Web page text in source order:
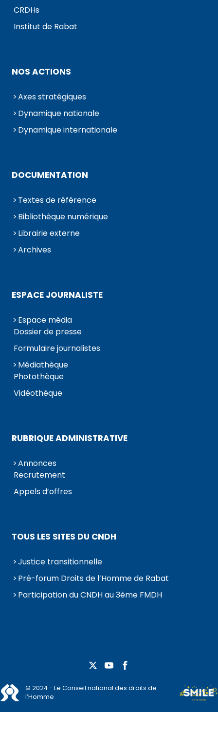
CRDHs
Institut de Rabat
NOS ACTIONS
Axes stratégiques
Dynamique nationale
Dynamique internationale
DOCUMENTATION
Textes de référence
Bibliothèque numérique
Librairie externe
Archives
ESPACE JOURNALISTE
Espace média
Dossier de presse
Formulaire journalistes
Médiathèque
Photothèque
Vidéothèque
RUBRIQUE ADMINISTRATIVE
Annonces
Recrutement
Appels d’offres
TOUS LES SITES DU CNDH
Justice transitionnelle
Pré-forum Droits de l’Homme de Rabat
Participation du CNDH au 3ème FMDH
© 2024 - Le Conseil national des droits de
l’Homme